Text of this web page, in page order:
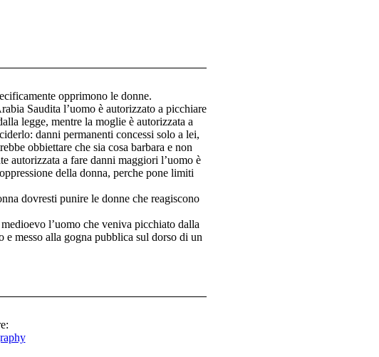
opprimono le donne.
Saudita l’uomo è autorizzato a picchiare
legge, mentre la moglie è autorizzata a
danni permanenti concessi solo a lei,
obbiettare che sia cosa barbara e non
autorizzata a fare danni maggiori l’uomo è
della donna, perche pone limiti
dovresti punire le donne che reagiscono
l’uomo che veniva picchiato dalla
messo alla gogna pubblica sul dorso di un